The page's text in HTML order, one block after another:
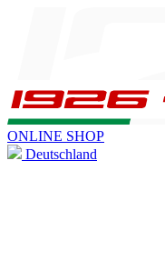
ONLINE SHOP
Deutschland